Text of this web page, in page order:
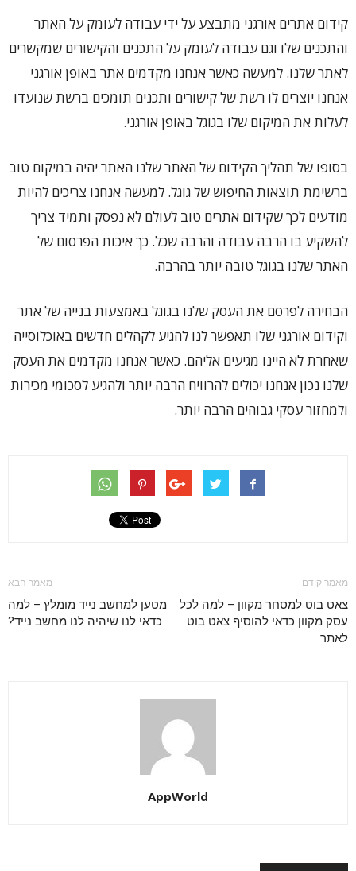
קידום אתרים אורגני מתבצע על ידי עבודה לעומק על האתר
והתכנים שלו וגם עבודה לעומק על התכנים והקישורים שמקשרים
לאתר שלנו. למעשה כאשר אנחנו מקדמים אתר באופן אורגני
אנחנו יוצרים לו רשת של קישורים ותכנים תומכים ברשת שנועדו
לעלות את המיקום שלו בגוגל באופן אורגני.
בסופו של תהליך הקידום של האתר שלנו האתר יהיה במיקום טוב
ברשימת תוצאות החיפוש של גוגל. למעשה אנחנו צריכים להיות
מודעים לכך שקידום אתרים טוב לעולם לא נפסק ותמיד צריך
להשקיע בו הרבה עבודה והרבה שכל. כך איכות הפרסום של
האתר שלנו בגוגל טובה יותר בהרבה.
הבחירה לפרסם את העסק שלנו בגוגל באמצעות בנייה של אתר
וקידום אורגני שלו תאפשר לנו להגיע לקהלים חדשים באוכלוסייה
שאחרת לא היינו מגיעים אליהם. כאשר אנחנו מקדמים את העסק
שלנו נכון אנחנו יכולים להרוויח הרבה יותר ולהגיע לסכומי מכירות
ולמחזור עסקי גבוהים הרבה יותר.
מאמר קודם
צאט בוט למסחר מקוון – למה לכל
עסק מקוון כדאי להוסיף צאט בוט
לאתר
מאמר הבא
מטען למחשב נייד מומלץ – למה
כדאי לנו שיהיה לנו מחשב נייד?
AppWorld